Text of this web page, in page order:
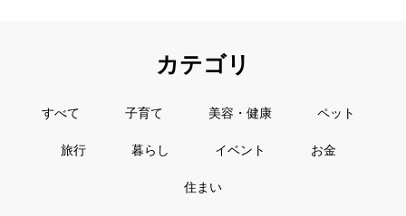
カテゴリ
すべて 子育て 美容・健康 ペット
旅行 暮らし イベント お金
住まい